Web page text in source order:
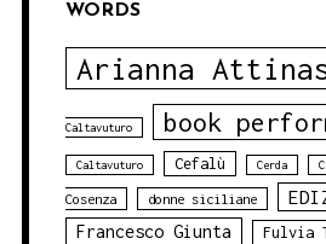
WORDS
Arianna
Caltavuturo book
Caltavuturo Cefalù Cerda
Cosenza donne siciliane
Francesco Giunta Fulvia